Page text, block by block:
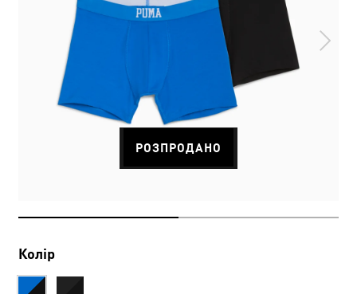
РОЗПРОДАНО
Колір